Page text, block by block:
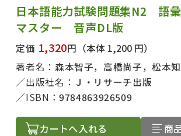
日本語能力試験問題集N2 語
マスター 音声DL版
定価 1,320円 （本体 1,200 円）
著者名： 森本智子，高橋尚子，松本
出版社名： Ｊ・リサーチ出版
ISBN：9784863926509
カートへ入れる 商